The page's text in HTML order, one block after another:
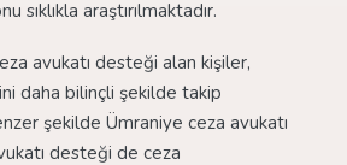
sıklıkla araştırılmaktadır.
avukatı desteği alan kişiler,
daha bilinçli şekilde takip
şekilde Ümraniye ceza avukatı
desteği de ceza